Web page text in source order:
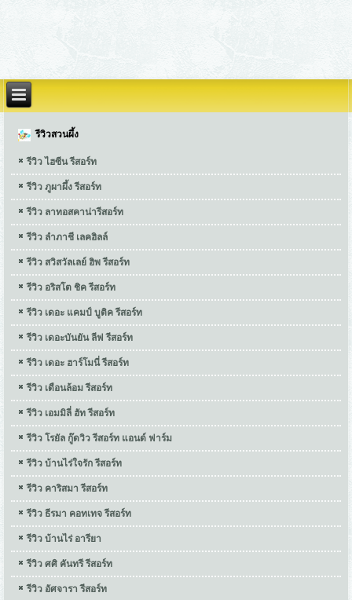
รีวิวสวนผึ้ง
รีวิว ไฮซีน รีสอร์ท
รีวิว ภูผาผึ้ง รีสอร์ท
รีวิว ลาทอสคาน่ารีสอร์ท
รีวิว ลำภาชี เลคฮิลล์
รีวิว สวิสวัลเลย์ ฮิพ รีสอร์ท
รีวิว อริสโต ชิค รีสอร์ท
รีวิว เดอะ แคมป์ บูติค รีสอร์ท
รีวิว เดอะบันยัน ลีฟ รีสอร์ท
รีวิว เดอะ ฮาร์โมนี่ รีสอร์ท
รีวิว เดือนล้อม รีสอร์ท
รีวิว เอมมิลี่ ฮัท รีสอร์ท
รีวิว โรยัล กู๊ดวิว รีสอร์ท แอนด์ ฟาร์ม
รีวิว บ้านไร่ใจรัก รีสอร์ท
รีวิว คาริสมา รีสอร์ท
รีวิว ธีรมา คอทเทจ รีสอร์ท
รีวิว บ้านไร่ อารียา
รีวิว ศศิ คันทรี รีสอร์ท
รีวิว อัศจารา รีสอร์ท